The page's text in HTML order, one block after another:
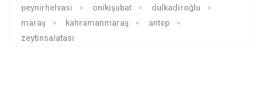
peynirhelvası
onikişubat
dulkadiroğlu
maraş
kahramanmaraş
antep
zeytinsalatası